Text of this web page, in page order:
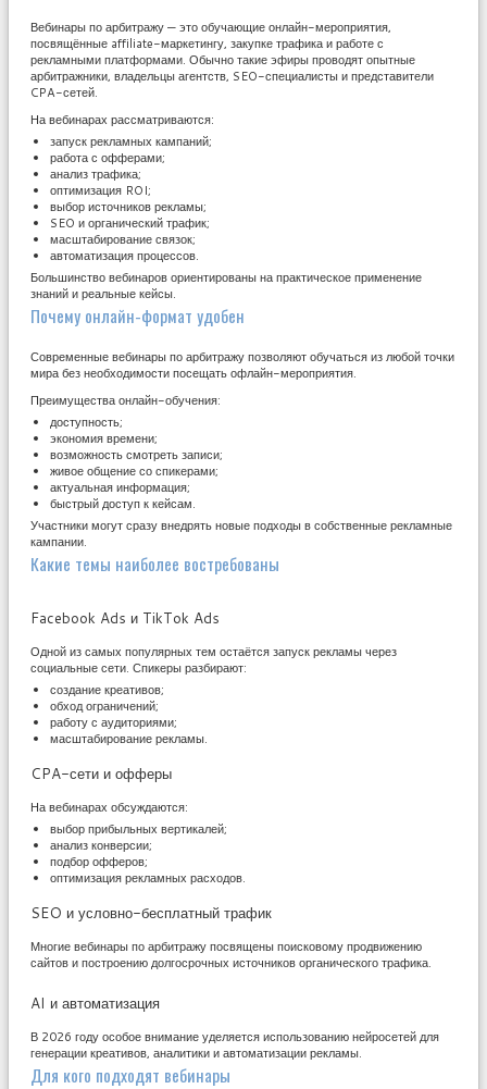
Вебинары по арбитражу — это обучающие онлайн-мероприятия,
посвящённые affiliate-маркетингу, закупке трафика и работе с
рекламными платформами. Обычно такие эфиры проводят опытные
арбитражники, владельцы агентств, SEO-специалисты и представители
CPA-сетей.
На вебинарах рассматриваются:
запуск рекламных кампаний;
работа с офферами;
анализ трафика;
оптимизация ROI;
выбор источников рекламы;
SEO и органический трафик;
масштабирование связок;
автоматизация процессов.
Большинство вебинаров ориентированы на практическое применение
знаний и реальные кейсы.
Почему онлайн-формат удобен
Современные вебинары по арбитражу позволяют обучаться из любой точки
мира без необходимости посещать офлайн-мероприятия.
Преимущества онлайн-обучения:
доступность;
экономия времени;
возможность смотреть записи;
живое общение со спикерами;
актуальная информация;
быстрый доступ к кейсам.
Участники могут сразу внедрять новые подходы в собственные рекламные
кампании.
Какие темы наиболее востребованы
Facebook Ads и TikTok Ads
Одной из самых популярных тем остаётся запуск рекламы через
социальные сети. Спикеры разбирают:
создание креативов;
обход ограничений;
работу с аудиториями;
масштабирование рекламы.
CPA-сети и офферы
На вебинарах обсуждаются:
выбор прибыльных вертикалей;
анализ конверсии;
подбор офферов;
оптимизация рекламных расходов.
SEO и условно-бесплатный трафик
Многие вебинары по арбитражу посвящены поисковому продвижению
сайтов и построению долгосрочных источников органического трафика.
AI и автоматизация
В 2026 году особое внимание уделяется использованию нейросетей для
генерации креативов, аналитики и автоматизации рекламы.
Для кого подходят вебинары